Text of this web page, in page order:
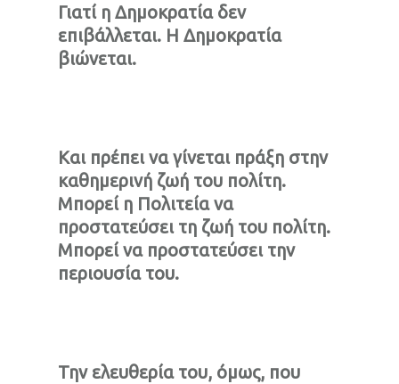
Γιατί η Δημοκρατία δεν
επιβάλλεται. Η Δημοκρατία
βιώνεται.
Και πρέπει να γίνεται πράξη στην
καθημερινή ζωή του πολίτη.
Μπορεί η Πολιτεία να
προστατεύσει τη ζωή του πολίτη.
Μπορεί να προστατεύσει την
περιουσία του.
Την ελευθερία του, όμως, που